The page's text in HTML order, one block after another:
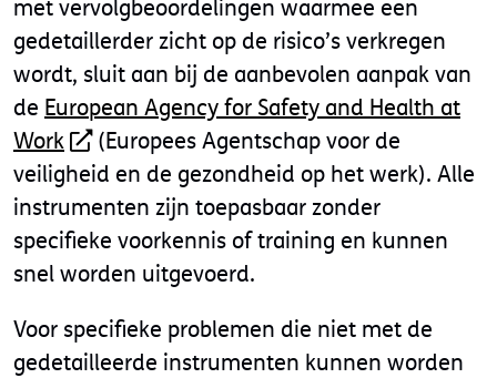
met vervolgbeoordelingen waarmee een
gedetaillerder zicht op de risico’s verkregen
wordt, sluit aan bij de aanbevolen aanpak van
de European Agency for Safety and Health at
Work
(Europees Agentschap voor de
veiligheid en de gezondheid op het werk). Alle
instrumenten zijn toepasbaar zonder
specifieke voorkennis of training en kunnen
snel worden uitgevoerd.
Voor specifieke problemen die niet met de
gedetailleerde instrumenten kunnen worden